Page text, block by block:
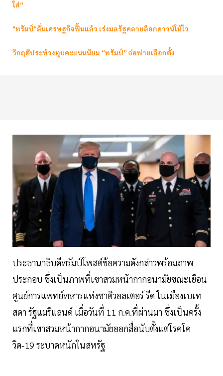
ใส่”
"ทรัมป์"ลั่นเศรษฐกิจฟื้นแล้ว เร่งมลรัฐคลายล็อกดาวน์ให้ไว
วิกฤติประท้วงทุบคะแนนนิยม “ทรัมป์” จ่อพ่ายเลือกตั้ง
ประธานาธิบดีทรัมป์โพสต์ข้อความดังกล่าวพร้อมภาพ
ประกอบ ซึ่งเป็นภาพที่เขาสวมหน้ากากอนามัยขณะเยือน
ศูนย์การแพทย์ทหารแห่งชาติวอลเตอร์ รีด ในเมืองเบเท
สดา รัฐแมรีแลนด์ เมื่อวันที่ 11 ก.ค.ที่ผ่านมา ซึ่งเป็นครั้ง
แรกที่เขาสวมหน้ากากอนามัยออกสื่อนับตั้งแต่โรคโค
วิด-19 ระบาดหนักในสหรัฐ